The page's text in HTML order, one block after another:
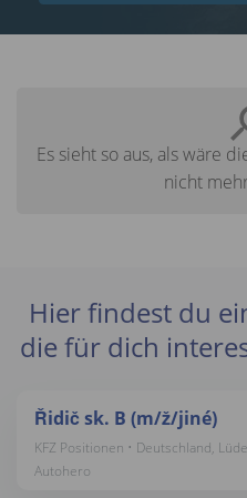
Es sieht so aus, als wäre
nicht
Hier findest du
die für dich
Řidič sk. B (m/ž/jiné)
KFZ Positionen • Deutschland,
Autohero